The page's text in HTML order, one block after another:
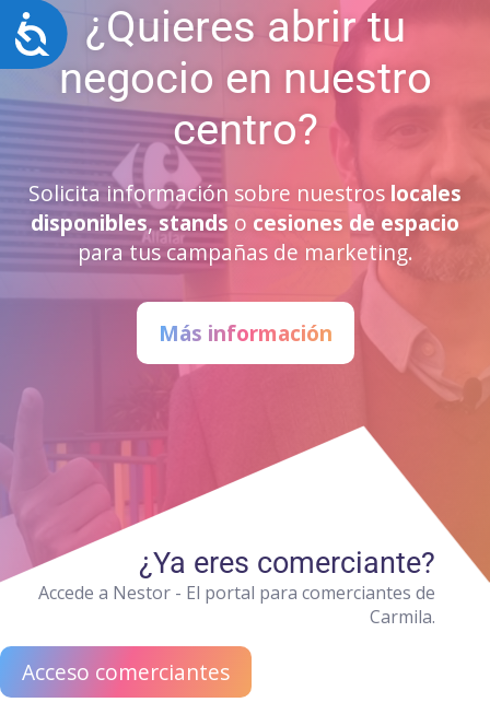
Accesibilidad
¿Quieres abrir tu
negocio en nuestro
centro?
Solicita información sobre nuestros locales
disponibles, stands o cesiones de espacio
para tus campañas de marketing.
Más información
¿Ya eres comerciante?
Accede a Nestor - El portal para comerciantes de
Carmila.
Acceso comerciantes